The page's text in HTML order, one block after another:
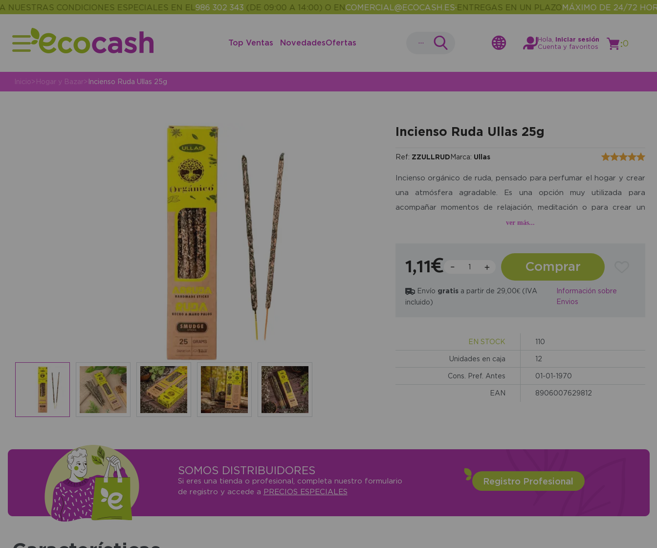
CONDICIONES ESPECIALES EN EL 986 302 343 (DE 09:00 A 14:00) O ENCOMERCIAL@ECOCASH.ES •ENTREGAS EN UN PLAZOMÁXIMO DE 24/72 HORAS •
Top Ventas NovedadesOfertas ... Hola,
Iniciar sesión
Cuenta y favoritos
:0
Inicio> Hogar y Bazar> Incienso Ruda Ullas 25g
Incienso Ruda Ullas 25g
Ref: ZZULLRUD Marca: Ullas
Incienso orgánico de ruda, pensado para perfumar el hogar y crear
una atmósfera agradable. Es una opción muy utilizada para
acompañar momentos de relajación, meditación o para crear un
ver más...
1,11€ Comprar
Envío gratisa partir de 29,00€ (IVA
incluido)
Información sobre
Envios
EN STOCK 110
Unidades en caja 12
Cons. Pref. Antes 01-01-1970
EAN 8906007629812
SOMOS DISTRIBUIDORES
Si eres una tienda o profesional, completa nuestro formulario
de registro y accede a PRECIOS ESPECIALES
Registro Profesional